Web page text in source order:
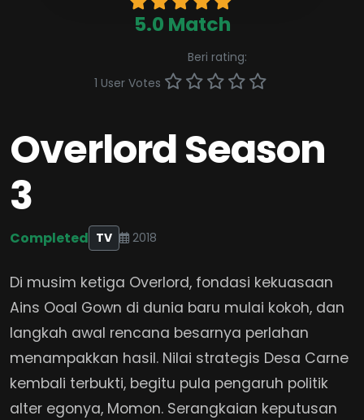
5.0 Match
1 User Votes
Beri rating:
Overlord Season
3
Completed TV 2018
Di musim ketiga Overlord, fondasi kekuasaan
Ains Ooal Gown di dunia baru mulai kokoh, dan
langkah awal rencana besarnya perlahan
menampakkan hasil. Nilai strategis Desa Carne
kembali terbukti, begitu pula pengaruh politik
alter egonya, Momon. Serangkaian keputusan